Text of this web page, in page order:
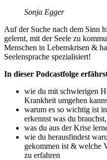
Sonja Egger
Auf der Suche nach dem Sinn
gelernt, mit der Seele zu
Menschen in Lebenskrisen &
Seelensprache spezialisiert!
In dieser Podcastfolge
wie du mit schwierigen
Krankheit umgehen
warum es so wichtig ist
erkennst was du
was du aus der Krise
wie du herausfindest
gekommen ist & welche
zu erfahren